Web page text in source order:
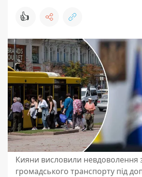
👍
Кияни висловили невдоволення
громадського транспорту під